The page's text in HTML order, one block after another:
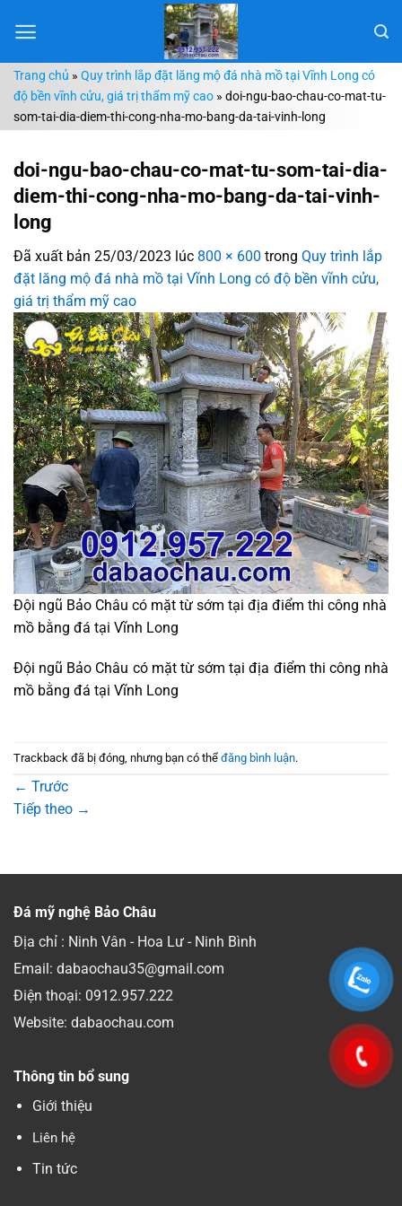
đến
dungTrang chủ » Quy trình lắp đặt lăng mộ đá nhà mồ tại Vĩnh Long có
độ bền vĩnh cửu, giá trị thẩm mỹ cao » doi-ngu-bao-chau-co-mat-tu-
som-tai-dia-diem-thi-cong-nha-mo-bang-da-tai-vinh-long
doi-ngu-bao-chau-co-mat-tu-som-tai-dia-
diem-thi-cong-nha-mo-bang-da-tai-vinh-
long
Đã xuất bản 25/03/2023 lúc 800 × 600 trong Quy trình lắp
đặt lăng mộ đá nhà mồ tại Vĩnh Long có độ bền vĩnh cửu,
giá trị thẩm mỹ cao
Đội ngũ Bảo Châu có mặt từ sớm tại địa điểm thi công nhà
mồ bằng đá tại Vĩnh Long
Đội ngũ Bảo Châu có mặt từ sớm tại địa điểm thi công nhà
mồ bằng đá tại Vĩnh Long
Trackback đã bị đóng, nhưng bạn có thể đăng bình luận.
← Trước
Tiếp theo →
Đá mỹ nghệ Bảo Châu
Địa chỉ : Ninh Vân - Hoa Lư - Ninh Bình
Email: dabaochau35@gmail.com
Điện thoại: 0912.957.222
Website: dabaochau.com
Thông tin bổ sung
Giới thiệu
Liên hệ
Tin tức